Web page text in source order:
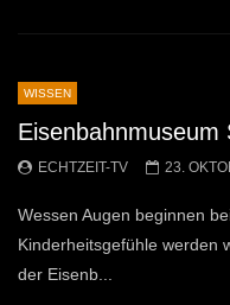
WISSEN
Eisenbahnmuseum
ECHTZEIT-TV 23.
Wessen Augen beginnen
Kinderheitsgefühle werden
der Eisenb...